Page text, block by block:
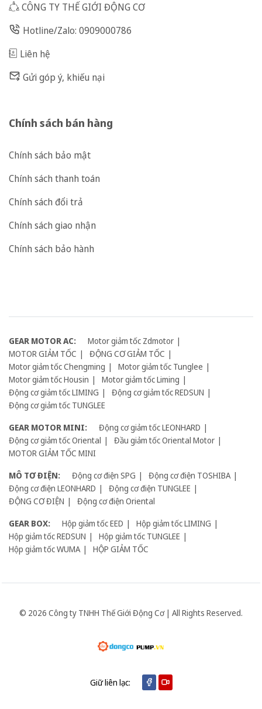
CÔNG TY THẾ GIỚI ĐỘNG CƠ
Hotline/Zalo: 0909000786
Liên hệ
Gửi góp ý, khiếu nại
Chính sách bán hàng
Chính sách bảo mật
Chính sách thanh toán
Chính sách đổi trả
Chính sách giao nhận
Chính sách bảo hành
GEAR MOTOR AC:
Motor giảm tốc Zdmotor
MOTOR GIẢM TỐC
ĐỘNG CƠ GIẢM TỐC
Motor giảm tốc Chengming
Motor giảm tốc Tunglee
Motor giảm tốc Housin
Motor giảm tốc Liming
Động cơ giảm tốc LIMING
Động cơ giảm tốc REDSUN
Động cơ giảm tốc TUNGLEE
GEAR MOTOR MINI:
Động cơ giảm tốc LEONHARD
Động cơ giảm tốc Oriental
Đầu giảm tốc Oriental Motor
MOTOR GIẢM TỐC MINI
MÔ TƠ ĐIỆN:
Động cơ điện SPG
Động cơ điện TOSHIBA
Động cơ điện LEONHARD
Động cơ điện TUNGLEE
ĐỘNG CƠ ĐIỆN
Động cơ điện Oriental
GEAR BOX:
Hộp giảm tốc EED
Hộp giảm tốc LIMING
Hộp giảm tốc REDSUN
Hộp giảm tốc TUNGLEE
Hộp giảm tốc WUMA
HỘP GIẢM TỐC
© 2026 Công ty TNHH Thế Giới Động Cơ | All Rights Reserved.
Giữ liên lạc: